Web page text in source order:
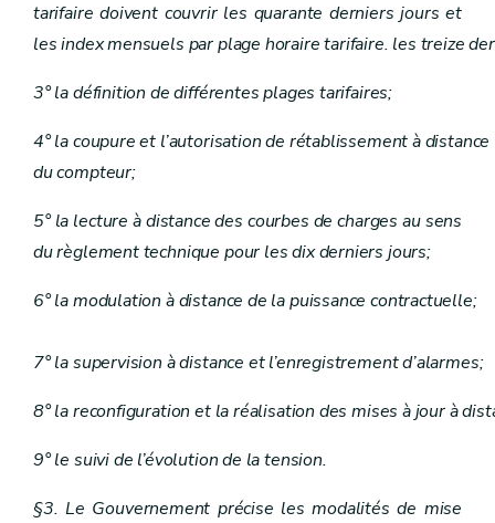
tarifaire doivent couvrir les quarante derniers jours et
les index mensuels par plage horaire tarifaire. les treize
3° la définition de différentes plages tarifaires;
4° la coupure et l’autorisation de rétablissement à distance
du compteur;
5° la lecture à distance des courbes de charges au sens
du règlement technique pour les dix derniers jours;
6° la modulation à distance de la puissance contractuelle;
7° la supervision à distance et l’enregistrement d’alarmes;
8° la reconfiguration et la réalisation des mises à jour à
9° le suivi de l’évolution de la tension.
§3. Le Gouvernement précise les modalités de mise